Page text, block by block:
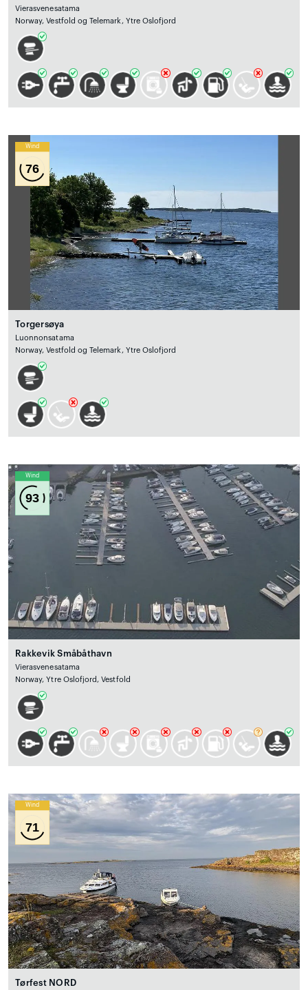
Vierasvenesatama
Norway, Vestfold og Telemark, Ytre Oslofjord
Wind
76
Torgersøya
Luonnonsatama
Norway, Vestfold og Telemark, Ytre Oslofjord
Wind
93
Rakkevik Småbåthavn
Vierasvenesatama
Norway, Ytre Oslofjord, Vestfold
Wind
71
Tørfest NORD